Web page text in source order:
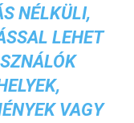
NÉLKÜLI,
LEHET
VAGY